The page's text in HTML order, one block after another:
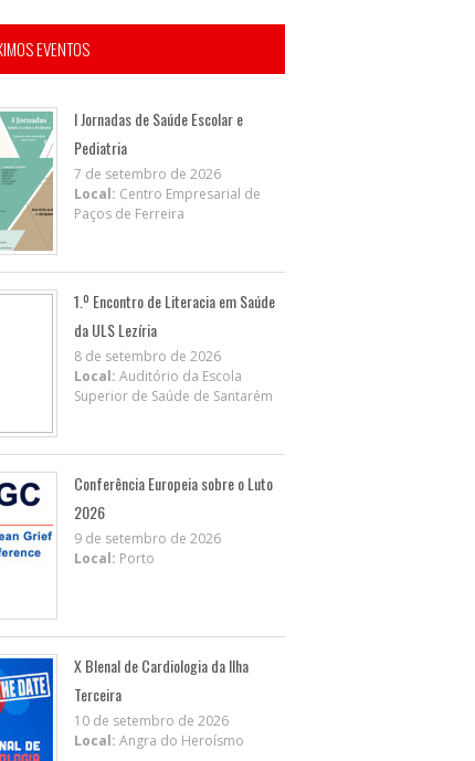
EVENTOS
I Jornadas de Saúde Escolar e
Pediatria
7 de setembro de 2026
Local: Centro Empresarial de
Paços de Ferreira
1.º Encontro de Literacia em Saúde
da ULS Lezíria
8 de setembro de 2026
Local: Auditório da Escola
Superior de Saúde de Santarém
Conferência Europeia sobre o Luto
2026
9 de setembro de 2026
Local: Porto
X BIenal de Cardiologia da Ilha
Terceira
10 de setembro de 2026
Local: Angra do Heroísmo